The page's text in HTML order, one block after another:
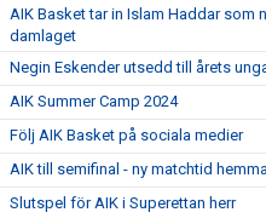
AIK Basket tar in Islam Haddar som
damlaget
Negin Eskender utsedd till årets
AIK Summer Camp 2024
Följ AIK Basket på sociala medier
AIK till semifinal - ny matchtid
Slutspel för AIK i Superettan herr